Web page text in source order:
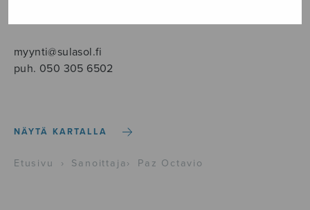
myynti@sulasol.fi
puh. 050 305 6502
NÄYTÄ KARTALLA
Etusivu › Sanoittaja › Paz Octavio